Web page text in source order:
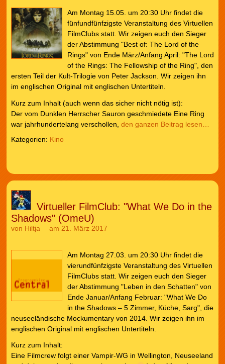
Am Montag 15.05. um 20:30 Uhr findet die
fünfundfünfzigste Veranstaltung des Virtuellen
FilmClubs statt. Wir zeigen euch den Sieger
der Abstimmung "Best of: The Lord of the
Rings" von Ende März/Anfang April: "The Lord
of the Rings: The Fellowship of the Ring", den
ersten Teil der Kult-Trilogie von Peter Jackson. Wir zeigen ihn
im englischen Original mit englischen Untertiteln.
Kurz zum Inhalt (auch wenn das sicher nicht nötig ist):
Der vom Dunklen Herrscher Sauron geschmiedete Eine Ring
war jahrhundertelang verschollen, den ganzen Beitrag lesen…
Kategorien: Kino
Virtueller FilmClub: "What We Do in the
Shadows" (OmeU)
von Hiltja am 21. März 2017
Am Montag 27.03. um 20:30 Uhr findet die
vierundfünfzigste Veranstaltung des Virtuellen
FilmClubs statt. Wir zeigen euch den Sieger
der Abstimmung "Leben in den Schatten" von
Ende Januar/Anfang Februar: "What We Do
in the Shadows – 5 Zimmer, Küche, Sarg", die
neuseeländische Mockumentary von 2014. Wir zeigen ihn im
englischen Original mit englischen Untertiteln.
Kurz zum Inhalt:
Eine Filmcrew folgt einer Vampir-WG in Wellington, Neuseeland